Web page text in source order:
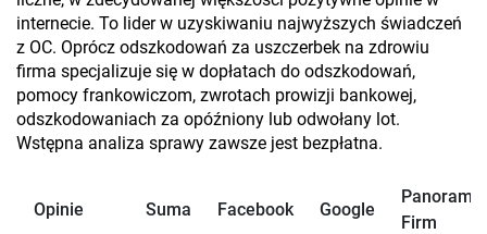
internecie. To lider w uzyskiwaniu najwyższych świadczeń
z OC. Oprócz odszkodowań za uszczerbek na zdrowiu
firma specjalizuje się w dopłatach do odszkodowań,
pomocy frankowiczom, zwrotach prowizji bankowej,
odszkodowaniach za opóźniony lub odwołany lot.
Wstępna analiza sprawy zawsze jest bezpłatna.
Opinie Suma Facebook Google
Panorama
Firm